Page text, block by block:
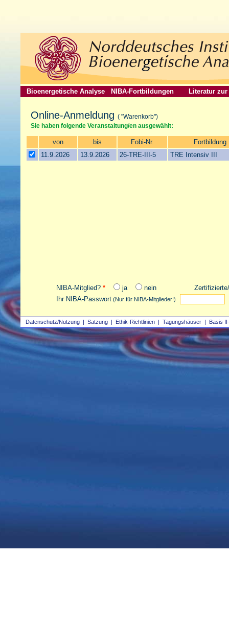
Datenschutz/Nutzung | Satzung | Ethik-Richtlinien | Tagungshäuser | Basis
Bioenergetische Analyse NIBA-Fortbildungen Literatur zur
Online-Anmeldung ( "Warenkorb")
von bis Fobi-Nr.
Fortbildung
11.9.2026
13.9.2026 26-TRE-III-5 TRE Intensiv III
NIBA-Mitglied? * ja nein
Ihr NIBA-Passwort (Nur für NIBA-Mitglieder!)
Sie haben folgende Veranstaltung/en ausgewählt: